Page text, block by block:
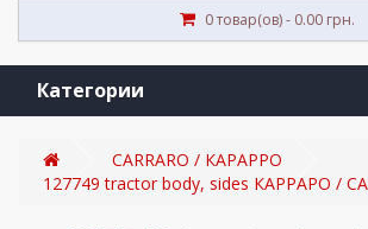
0 товар(ов) - 0.00 грн.
Категории
CARRARO / КАРАРРО
127749 tractor body, sides КАРРАРО /